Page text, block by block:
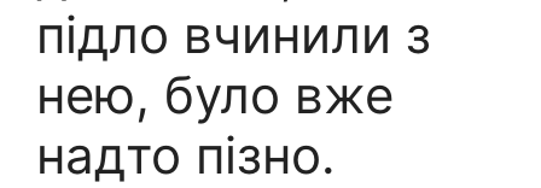
підло вчинили з
нею, було вже
надто пізно.